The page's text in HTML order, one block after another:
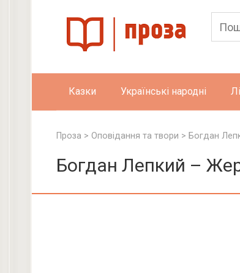
Казки Українські народні
Проза > Оповідання та твори > Богдан
Богдан Лепкий –